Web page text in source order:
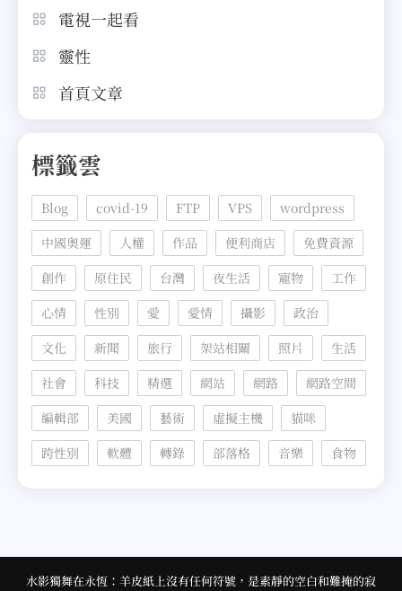
電視一起看
靈性
首頁文章
標籤雲
Blog covid-19 FTP VPS
wordpress
中國奧運
人權 作品 便利商店
免費資源
創作
原住民 台灣 夜生活 寵物
工作
心情
性別 愛 愛情 攝影
政治
文化
新聞 旅行 架站相關 照片
生活
社會
科技 精選 網站 網路
網路空間
編輯部
美國 藝術 虛擬主機
貓咪
跨性別
軟體 轉錄 部落格 音樂 食物
水影獨舞在永恆：羊皮紙上沒有任何符號，是素靜的空白和難掩的寂